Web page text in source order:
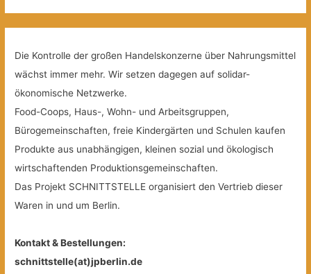
Die Kontrolle der großen Handelskonzerne über Nahrungsmittel
wächst immer mehr. Wir setzen dagegen auf solidar-
ökonomische Netzwerke.
Food-Coops, Haus-, Wohn- und Arbeitsgruppen,
Bürogemeinschaften, freie Kindergärten und Schulen kaufen
Produkte aus unabhängigen, kleinen sozial und ökologisch
wirtschaftenden Produktionsgemeinschaften.
Das Projekt SCHNITTSTELLE organisiert den Vertrieb dieser
Waren in und um Berlin.
Kontakt & Bestellungen:
schnittstelle(at)jpberlin.de